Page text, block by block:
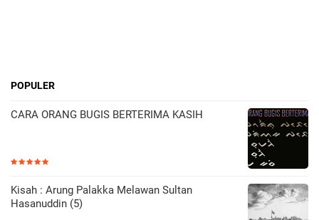
POPULER
CARA ORANG BUGIS BERTERIMA KASIH
Kisah : Arung Palakka Melawan Sultan
Hasanuddin (5)